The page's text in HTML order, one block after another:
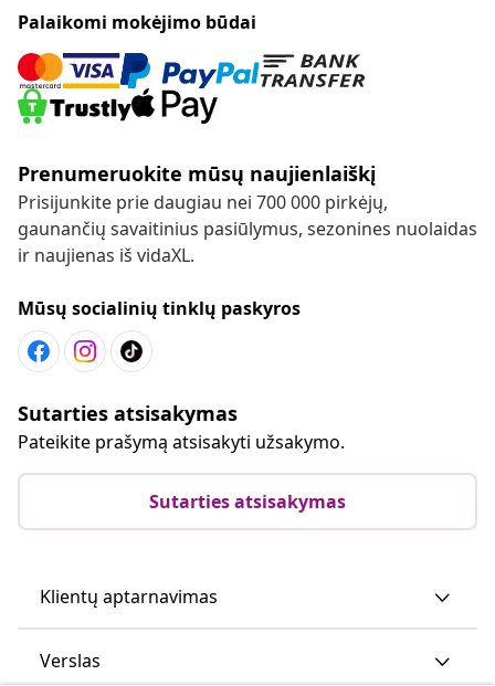
Palaikomi mokėjimo būdai
Prenumeruokite mūsų naujienlaiškį
Prisijunkite prie daugiau nei 700 000 pirkėjų,
gaunančių savaitinius pasiūlymus, sezonines nuolaidas
ir naujienas iš vidaXL.
Mūsų socialinių tinklų paskyros
Sutarties atsisakymas
Pateikite prašymą atsisakyti užsakymo.
Sutarties atsisakymas
Klientų aptarnavimas
Verslas